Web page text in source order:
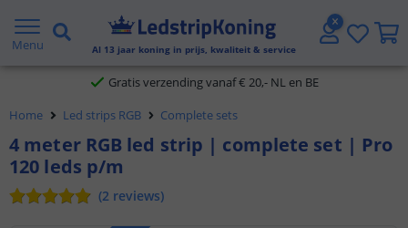
Menu Al 13 jaar koning in prijs, kwaliteit & service
5 jaar garantie
Klantbeoordeling 9.1
Voor 23:45 uur besteld, morgen in huis
Home Led strips RGB Complete sets
4 meter RGB led strip | complete set | Pro
120 leds p/m
(2 reviews)